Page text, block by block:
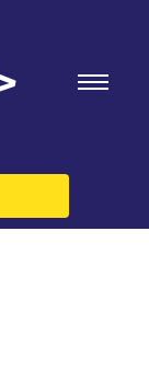
la